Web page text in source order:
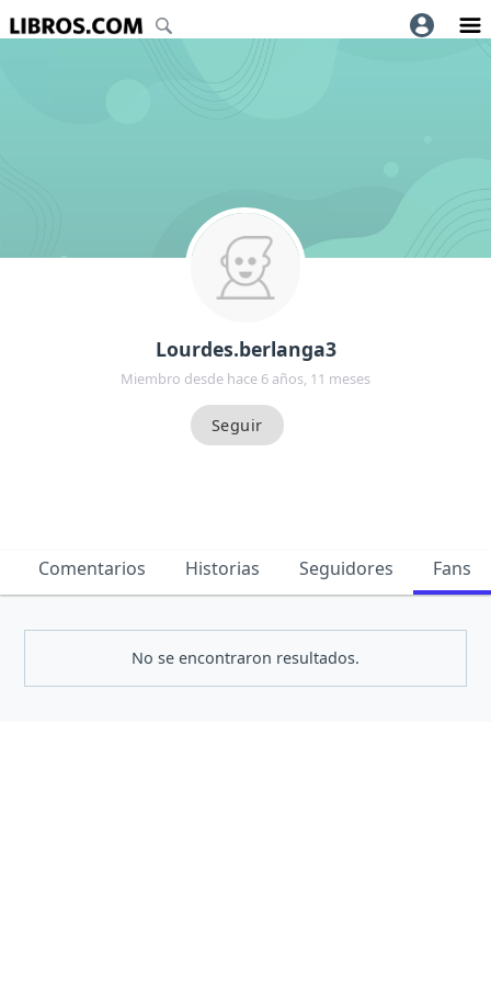
Lourdes.berlanga3
Miembro desde hace 6 años, 11 meses
Comentarios Historias Seguidores Fans
No se encontraron resultados.